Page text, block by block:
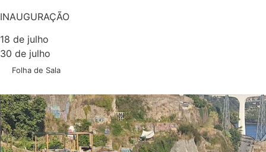
INAUGURAÇÃO
18 de julho
30 de julho
Folha de Sala